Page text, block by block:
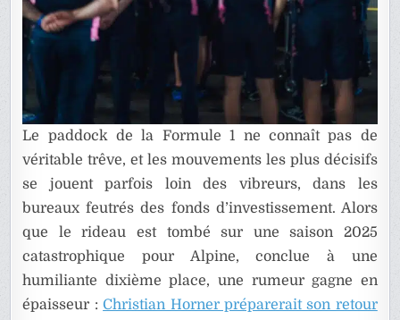
Le paddock de la Formule 1 ne connaît pas de
véritable trêve, et les mouvements les plus décisifs
se jouent parfois loin des vibreurs, dans les
bureaux feutrés des fonds d’investissement. Alors
que le rideau est tombé sur une saison 2025
catastrophique pour Alpine, conclue à une
humiliante dixième place, une rumeur gagne en
épaisseur :Christian Horner préparerait son retour